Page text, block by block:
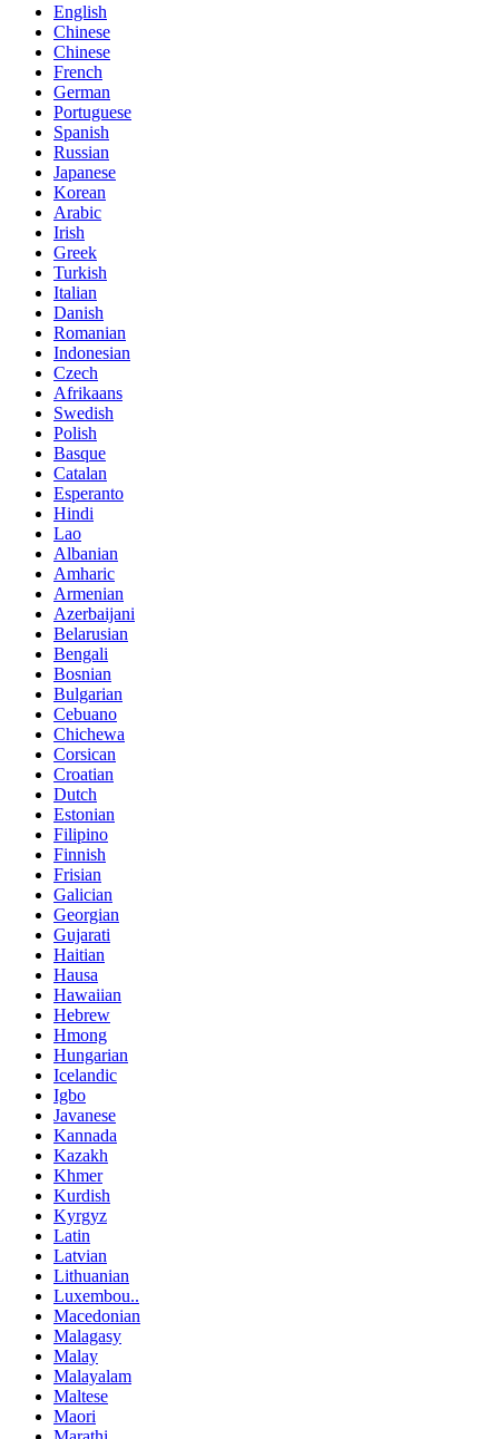
English
Chinese
Chinese
French
German
Portuguese
Spanish
Russian
Japanese
Korean
Arabic
Irish
Greek
Turkish
Italian
Danish
Romanian
Indonesian
Czech
Afrikaans
Swedish
Polish
Basque
Catalan
Esperanto
Hindi
Lao
Albanian
Amharic
Armenian
Azerbaijani
Belarusian
Bengali
Bosnian
Bulgarian
Cebuano
Chichewa
Corsican
Croatian
Dutch
Estonian
Filipino
Finnish
Frisian
Galician
Georgian
Gujarati
Haitian
Hausa
Hawaiian
Hebrew
Hmong
Hungarian
Icelandic
Igbo
Javanese
Kannada
Kazakh
Khmer
Kurdish
Kyrgyz
Latin
Latvian
Lithuanian
Luxembou..
Macedonian
Malagasy
Malay
Malayalam
Maltese
Maori